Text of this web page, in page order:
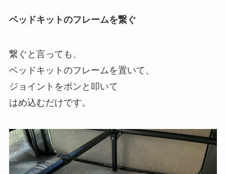
ベッドキットのフレームを繋ぐ
繋ぐと言っても、
ベッドキットのフレームを置いて、
ジョイントをポンと叩いて
はめ込むだけです。